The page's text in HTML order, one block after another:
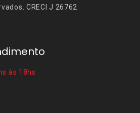
CRECI J 26762
às 18hs